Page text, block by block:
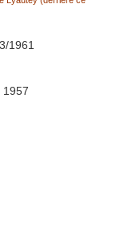
1961
1957